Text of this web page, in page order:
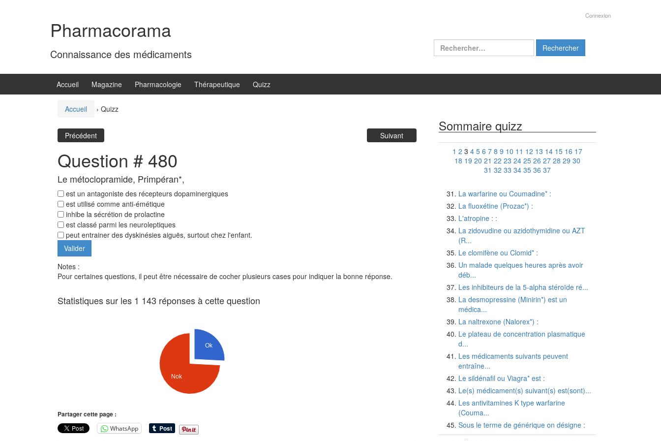
Pharmacorama
Connaissance des médicaments
Connexion
Rechercher :
Accueil Magazine Pharmacologie Thérapeutique Quizz
Accueil › Quizz
Précédent Suivant
Question # 480
Le métoclopramide, Primpéran*,
est un antagoniste des récepteurs dopaminergiques
est utilisé comme anti-émétique
inhibe la sécrétion de prolactine
est classé parmi les neuroleptiques
peut entrainer des dyskinésies aiguës, surtout chez l'enfant.
Notes :
Pour certaines questions, il peut être nécessaire de cocher plusieurs cases pour indiquer la bonne réponse.
Statistiques sur les 1 143 réponses à cette question
Ok
Nok
Partager cette page :
WhatsApp
Sommaire quizz
1 2 3 4 5 6 7 8 9 10 11 12 13 14 15 16 17
18 19 20 21 22 23 24 25 26 27 28 29 30
31 32 33 34 35 36 37
La warfarine ou Coumadine* :
La fluoxétine (Prozac*) :
L'atropine : :
La zidovudine ou azidothymidine ou AZT
(R...
Le clomifène ou Clomid* :
Un malade quelques heures après avoir
déb...
Les inhibiteurs de la 5-alpha stéroïde ré...
La desmopressine (Minirin*) est un
médica...
La naltrexone (Nalorex*) :
Le plateau de concentration plasmatique
d...
Les médicaments suivants peuvent
entraîne...
Le sildénafil ou Viagra* est :
Le(s) médicament(s) suivant(s) est(sont)...
Les antivitamines K type warfarine
(Couma...
Sous le terme de générique on désigne :